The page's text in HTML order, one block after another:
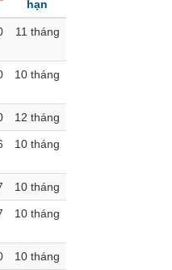
hạn
11 tháng
10 tháng
12 tháng
10 tháng
10 tháng
10 tháng
10 tháng